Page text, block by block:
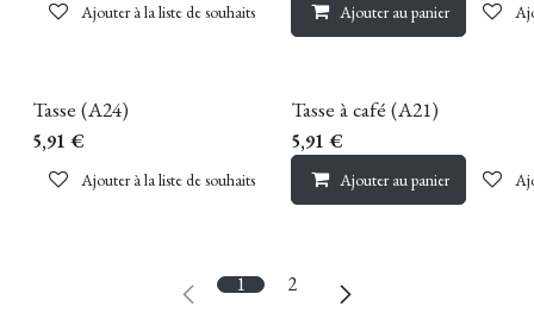
Ajouter à la liste de souhaits Ajouter au panier
Tasse (A24)
5,91 €
Ajouter à la liste de souhaits
Tasse à café (A21)
5,91 €
Ajouter au panier
1 2